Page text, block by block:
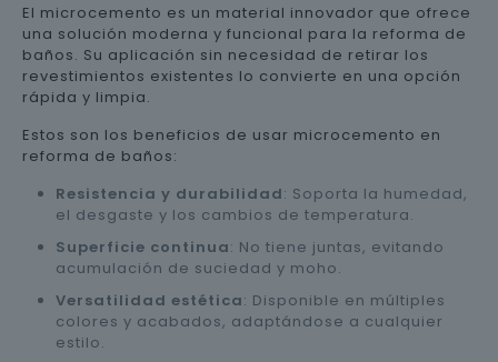
El microcemento es un material innovador que ofrece
una solución moderna y funcional para la reforma de
baños. Su aplicación sin necesidad de retirar los
revestimientos existentes lo convierte en una opción
rápida y limpia.
Estos son los beneficios de usar microcemento en
reforma de baños:
Resistencia y durabilidad: Soporta la humedad,
el desgaste y los cambios de temperatura.
Superficie continua: No tiene juntas, evitando
acumulación de suciedad y moho.
Versatilidad estética: Disponible en múltiples
colores y acabados, adaptándose a cualquier
estilo.